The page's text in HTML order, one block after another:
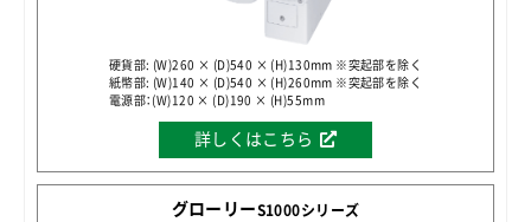
硬貨部: (W)260 × (D)540 × (H)130mm ※突起部を除く
紙幣部: (W)140 × (D)540 × (H)260mm ※突起部を除く
電源部：(W)120 × (D)190 × (H)55mm
詳しくはこちら
グローリー S1000シリーズ